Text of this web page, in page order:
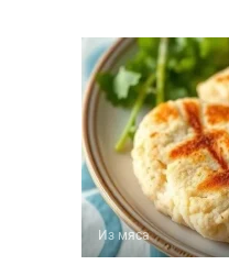
Из мяса